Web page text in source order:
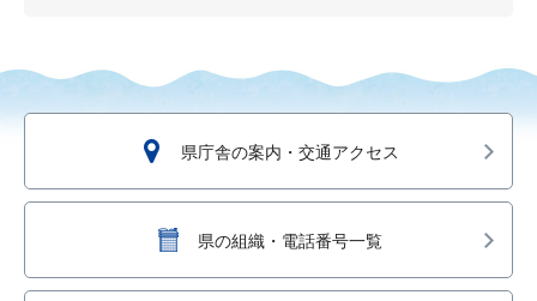
県庁舎の案内・交通アクセス
県の組織・電話番号一覧